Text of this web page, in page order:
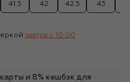
41.5 42 42.5 43
завтра c 10:00
и 8% кешбэк для